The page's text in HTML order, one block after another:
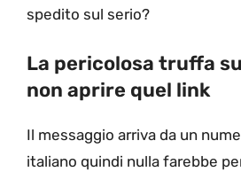
spedito sul serio?
La pericolosa truffa
non aprire quel link
Il messaggio arriva da un
italiano quindi nulla farebbe